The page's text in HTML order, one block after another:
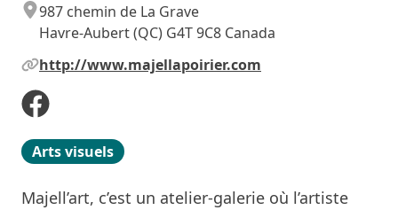
987 chemin de La Grave
Havre-Aubert (QC) G4T 9C8 Canada
http://www.majellapoirier.com
Arts visuels
Majell’art, c’est un atelier-galerie où l’artiste